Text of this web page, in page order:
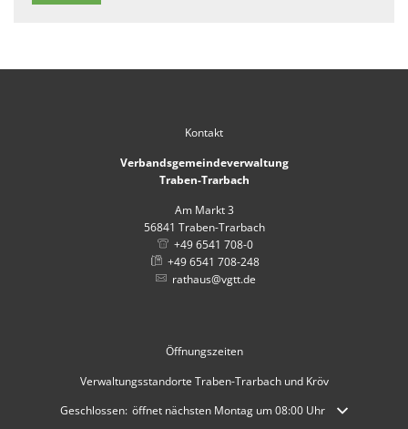
Kontakt
Verbandsgemeindeverwaltung
Traben-Trarbach
Am Markt 3
56841 Traben-Trarbach
+49 6541 708-0
+49 6541 708-248
rathaus@vgtt.de
Öffnungszeiten
Verwaltungsstandorte Traben-Trarbach und Kröv
Klicken, um weitere Öffnungs- oder Schließzeiten auszublenden
Geschlossen: öffnet nächsten Montag um 08:00 Uhr